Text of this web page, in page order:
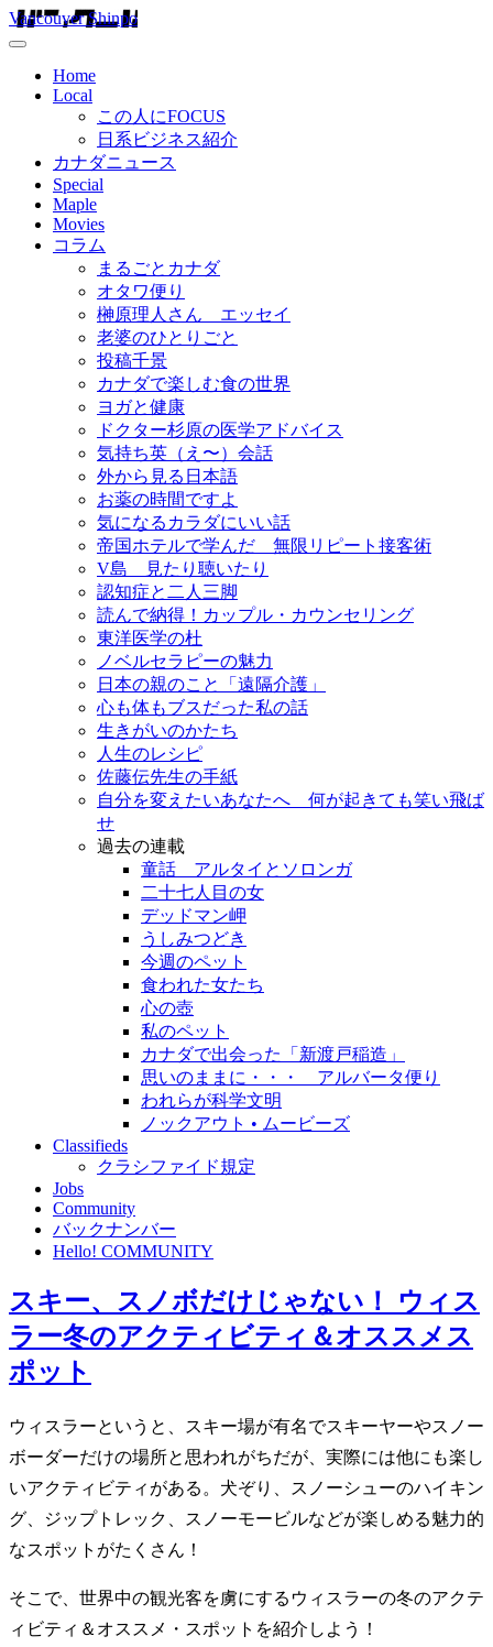
Vancouver Shinpo
Home
Local
この人にFOCUS
日系ビジネス紹介
カナダニュース
Special
Maple
Movies
コラム
まるごとカナダ
オタワ便り
榊原理人さん エッセイ
老婆のひとりごと
投稿千景
カナダで楽しむ食の世界
ヨガと健康
ドクター杉原の医学アドバイス
気持ち英（え〜）会話
外から見る日本語
お薬の時間ですよ
気になるカラダにいい話
帝国ホテルで学んだ 無限リピート接客術
V島 見たり聴いたり
認知症と二人三脚
読んで納得！カップル・カウンセリング
東洋医学の杜
ノベルセラピーの魅力
日本の親のこと「遠隔介護」
心も体もブスだった私の話
生きがいのかたち
人生のレシピ
佐藤伝先生の手紙
自分を変えたいあなたへ 何が起きても笑い飛ば
せ
過去の連載
童話 アルタイとソロンガ
二十七人目の女
デッドマン岬
うしみつどき
今週のペット
食われた女たち
心の壺
私のペット
カナダで出会った「新渡戸稲造」
思いのままに・・・ アルバータ便り
われらが科学文明
ノックアウト • ムービーズ
Classifieds
クラシファイド規定
Jobs
Community
バックナンバー
Hello! COMMUNITY
スキー、スノボだけじゃない！ ウィス
ラー冬のアクティビティ＆オススメス
ポット
ウィスラーというと、スキー場が有名でスキーヤーやスノー
ボーダーだけの場所と思われがちだが、実際には他にも楽し
いアクティビティがある。犬ぞり、スノーシューのハイキン
グ、ジップトレック、スノーモービルなどが楽しめる魅力的
なスポットがたくさん！
そこで、世界中の観光客を虜にするウィスラーの冬のアクテ
ィビティ＆オススメ・スポットを紹介しよう！